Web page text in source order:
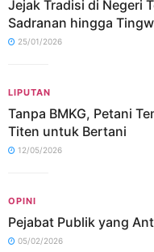
Jejak Tradisi di Negeri
Sadranan hingga
25/01/2026
LIPUTAN
Tanpa BMKG, Petani
Titen untuk Bertani
12/05/2026
OPINI
Pejabat Publik yang
05/02/2026